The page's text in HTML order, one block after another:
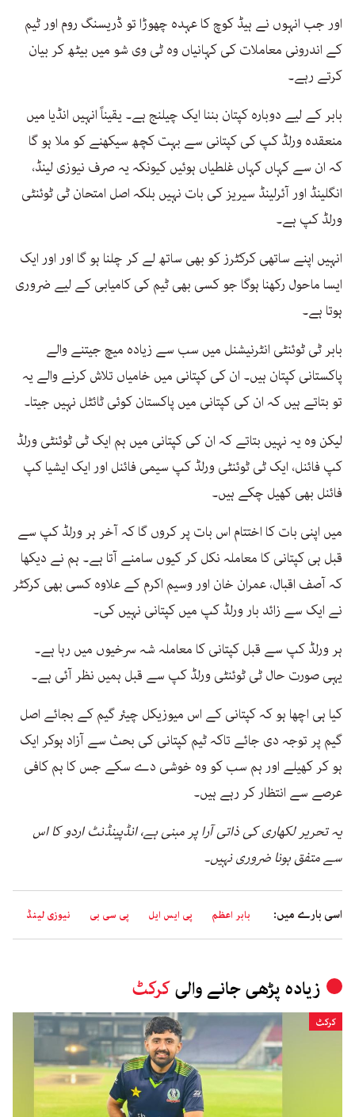
اور جب انہوں نے ہیڈ کوچ کا عہدہ چھوڑا تو ڈریسنگ روم اور ٹیم
کے اندرونی معاملات کی کہانیاں وہ ٹی وی شو میں بیٹھ کر بیان
کرتے رہے۔
بابر کے لیے دوبارہ کپتان بننا ایک چیلنج ہے۔ یقیناً انہیں انڈیا میں
منعقدہ ورلڈ کپ کی کپتانی سے بہت کچھ سیکھنے کو ملا ہو گا
کہ ان سے کہاں کہاں غلطیاں ہوئیں کیونکہ یہ صرف نیوزی لینڈ،
انگلینڈ اور آئرلینڈ سیریز کی بات نہیں بلکہ اصل امتحان ٹی ٹوئنٹی
ورلڈ کپ ہے۔
انہیں اپنے ساتھی کرکٹرز کو بھی ساتھ لے کر چلنا ہو گا اور اور ایک
ایسا ماحول رکھنا ہوگا جو کسی بھی ٹیم کی کامیابی کے لیے ضروری
ہوتا ہے۔
بابر ٹی ٹوئنٹی انٹرنیشنل میں سب سے زیادہ میچ جیتنے والے
پاکستانی کپتان ہیں۔ ان کی کپتانی میں خامیاں تلاش کرنے والے یہ
تو بتاتے ہیں کہ ان کی کپتانی میں پاکستان کوئی ٹائٹل نہیں جیتا۔
لیکن وہ یہ نہیں بتاتے کہ ان کی کپتانی میں ہم ایک ٹی ٹوئنٹی ورلڈ
کپ فائنل، ایک ٹی ٹوئنٹی ورلڈ کپ سیمی فائنل اور ایک ایشیا کپ
فائنل بھی کھیل چکے ہیں۔
میں اپنی بات کا اختتام اس بات پر کروں گا کہ آخر ہر ورلڈ کپ سے
قبل ہی کپتانی کا معاملہ نکل کر کیوں سامنے آتا ہے۔ ہم نے دیکھا
کہ آصف اقبال، عمران خان اور وسیم اکرم کے علاوہ کسی بھی کرکٹر
نے ایک سے زائد بار ورلڈ کپ میں کپتانی نہیں کی۔
ہر ورلڈ کپ سے قبل کپتانی کا معاملہ شہ سرخیوں میں رہا ہے۔
یہی صورت حال ٹی ٹوئنٹی ورلڈ کپ سے قبل ہمیں نظر آئی ہے۔
کیا ہی اچھا ہو کہ کپتانی کے اس میوزیکل چیئر گیم کے بجائے اصل
گیم پر توجہ دی جائے تاکہ ٹیم کپتانی کی بحث سے آزاد ہوکر ایک
ہو کر کھیلے اور ہم سب کو وہ خوشی دے سکے جس کا ہم کافی
عرصے سے انتظار کر رہے ہیں۔
یہ تحریر لکھاری کی ذاتی آرا پر مبنی ہے، انڈپینڈنٹ اردو کا اس
سے متفق ہونا ضروری نہیں۔
اسی بارے میں: بابر اعظم پی ایس ایل پی سی بی نیوزی لینڈ
زیادہ پڑھی جانے والیکرکٹ
کرکٹ